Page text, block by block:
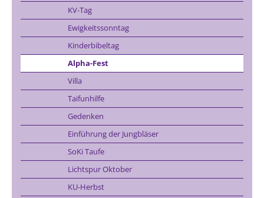
KV-Tag
Ewigkeitssonntag
Kinderbibeltag
Alpha-Fest
Villa
Taifunhilfe
Gedenken
Einführung der Jungbläser
SoKi Taufe
Lichtspur Oktober
KU-Herbst